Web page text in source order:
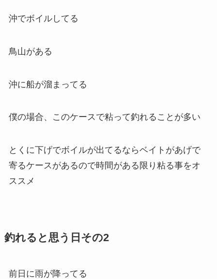
沖でボイルしてる
鳥山がある
沖に船が溜まってる
僕の場合、このケースで粘って釣れることが多い
とくに下げでボイルが出てるならベイトがあげで
寄るケースがあるので時間がある限り粘る事をオ
ススメ
釣れると思う日その2
前日に雨が降ってる